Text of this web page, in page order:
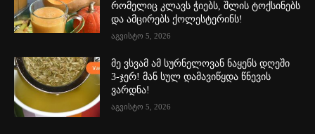
რომელიც კლავს ჭიებს, შლის ტოქსინებს
და ამცირებს ქოლესტერინს!
აგვისტო 5, 2026
მე ვსვამ ამ სურნელოვან ნაყენს დღეში
3-ჯერ! მან სულ დამავიწყდა წნევის
ვარდნა!
აგვისტო 5, 2026